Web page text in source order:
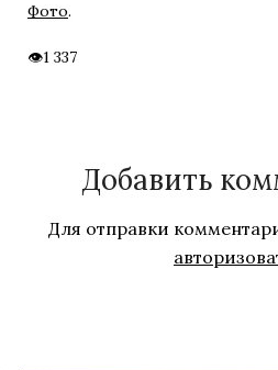
Фото.
1 337
Добавить
Для отправки